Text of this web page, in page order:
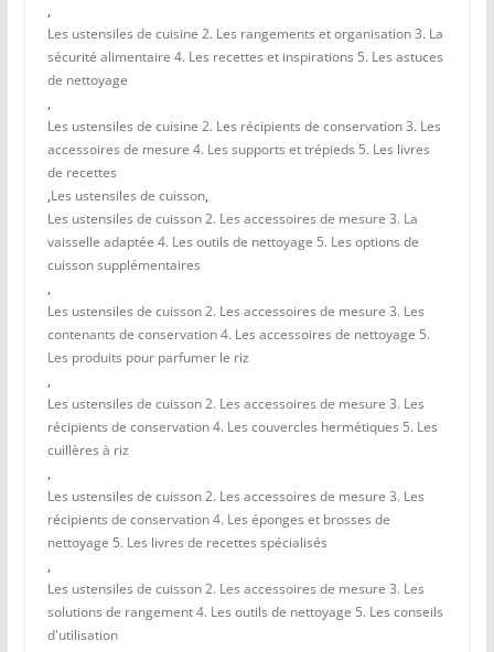
,
Les ustensiles de cuisine 2. Les rangements et organisation 3. La
sécurité alimentaire 4. Les recettes et inspirations 5. Les astuces
de nettoyage
,
Les ustensiles de cuisine 2. Les récipients de conservation 3. Les
accessoires de mesure 4. Les supports et trépieds 5. Les livres
de recettes
,Les ustensiles de cuisson,
Les ustensiles de cuisson 2. Les accessoires de mesure 3. La
vaisselle adaptée 4. Les outils de nettoyage 5. Les options de
cuisson supplémentaires
,
Les ustensiles de cuisson 2. Les accessoires de mesure 3. Les
contenants de conservation 4. Les accessoires de nettoyage 5.
Les produits pour parfumer le riz
,
Les ustensiles de cuisson 2. Les accessoires de mesure 3. Les
récipients de conservation 4. Les couvercles hermétiques 5. Les
cuillères à riz
,
Les ustensiles de cuisson 2. Les accessoires de mesure 3. Les
récipients de conservation 4. Les éponges et brosses de
nettoyage 5. Les livres de recettes spécialisés
,
Les ustensiles de cuisson 2. Les accessoires de mesure 3. Les
solutions de rangement 4. Les outils de nettoyage 5. Les conseils
d'utilisation